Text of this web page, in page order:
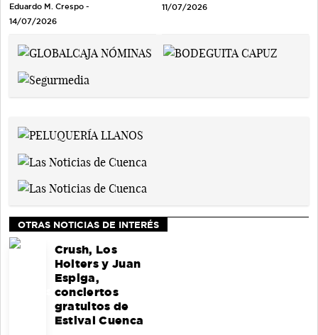
Eduardo M. Crespo -
14/07/2026
11/07/2026
OTRAS NOTICIAS DE INTERÉS
Crush, Los
Holters y Juan
Espiga,
conciertos
gratuitos de
Estival Cuenca